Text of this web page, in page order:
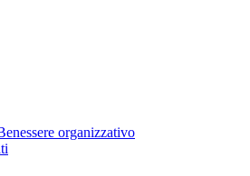
organizzativo